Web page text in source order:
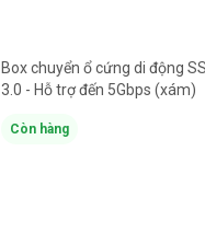
Box chuyển ổ cứng di động
3.0 - Hỗ trợ đến 5Gbps (xám)
Còn hàng